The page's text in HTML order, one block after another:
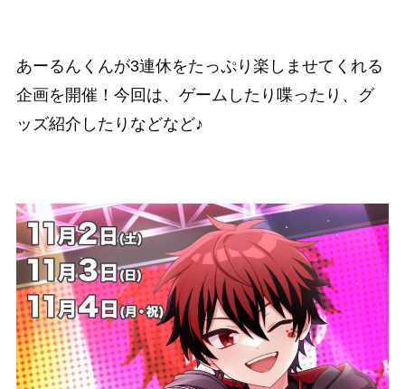
あーるんくんが3連休をたっぷり楽しませてくれる
企画を開催！今回は、ゲームしたり喋ったり、グ
ッズ紹介したりなどなど♪